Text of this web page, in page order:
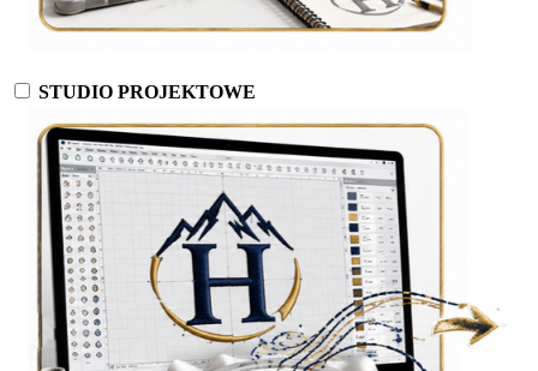
STUDIO PROJEKTOWE